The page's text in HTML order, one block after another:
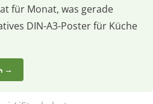
für Monat, was gerade
DIN-A3-Poster für Küche
→